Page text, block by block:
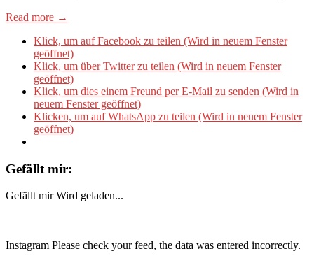
Read more →
Klick, um auf Facebook zu teilen (Wird in neuem Fenster
geöffnet)
Klick, um über Twitter zu teilen (Wird in neuem Fenster
geöffnet)
Klick, um dies einem Freund per E-Mail zu senden (Wird in
neuem Fenster geöffnet)
Klicken, um auf WhatsApp zu teilen (Wird in neuem Fenster
geöffnet)
Gefällt mir:
Gefällt mir Wird geladen...
Instagram Please check your feed, the data was entered incorrectly.